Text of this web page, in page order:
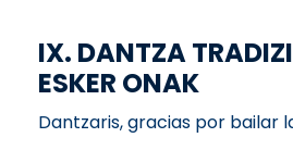
IX. DANTZA
ESKER ONAK
Dantzaris, gracias por bailar